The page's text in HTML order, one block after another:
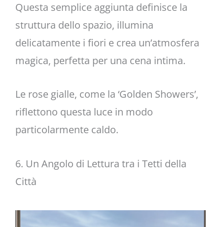
Questa semplice aggiunta definisce la
struttura dello spazio, illumina
delicatamente i fiori e crea un’atmosfera
magica, perfetta per una cena intima.
Le rose gialle, come la ‘Golden Showers’,
riflettono questa luce in modo
particolarmente caldo.
6. Un Angolo di Lettura tra i Tetti della
Città